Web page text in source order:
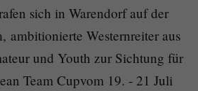
sich in Warendorf auf der
ambitionierte Westernreiter aus
und Youth zur Sichtung für
Team Cupvom 19. - 21 Juli